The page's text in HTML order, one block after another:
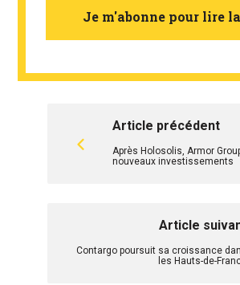
Je m'abonne pour lire
Article précédent
Après Holosolis, Armor
nouveaux investissements
Article
Contargo poursuit sa croissance
les Hauts-de-